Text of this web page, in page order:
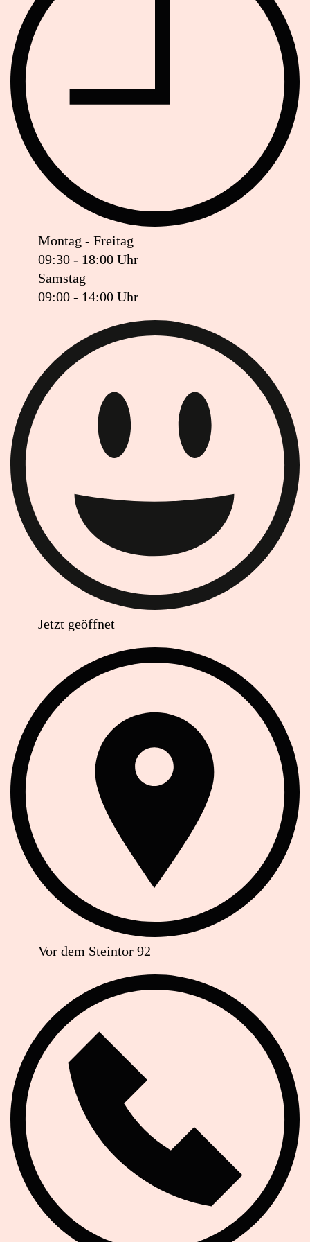
Montag - Freitag
09:30 - 18:00 Uhr
Samstag
09:00 - 14:00 Uhr
Ist das Geschäft jetzt geöffnet oder geschlossen?
Jetzt geöffnet
Vor dem Steintor 92